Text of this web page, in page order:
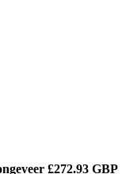
£272.93 GBP